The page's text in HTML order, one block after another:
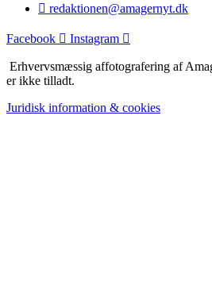
redaktionen@amagernyt.dk
Facebook Instagram
Erhvervsmæssig affotografering af
er ikke tilladt.
Juridisk information & cookies